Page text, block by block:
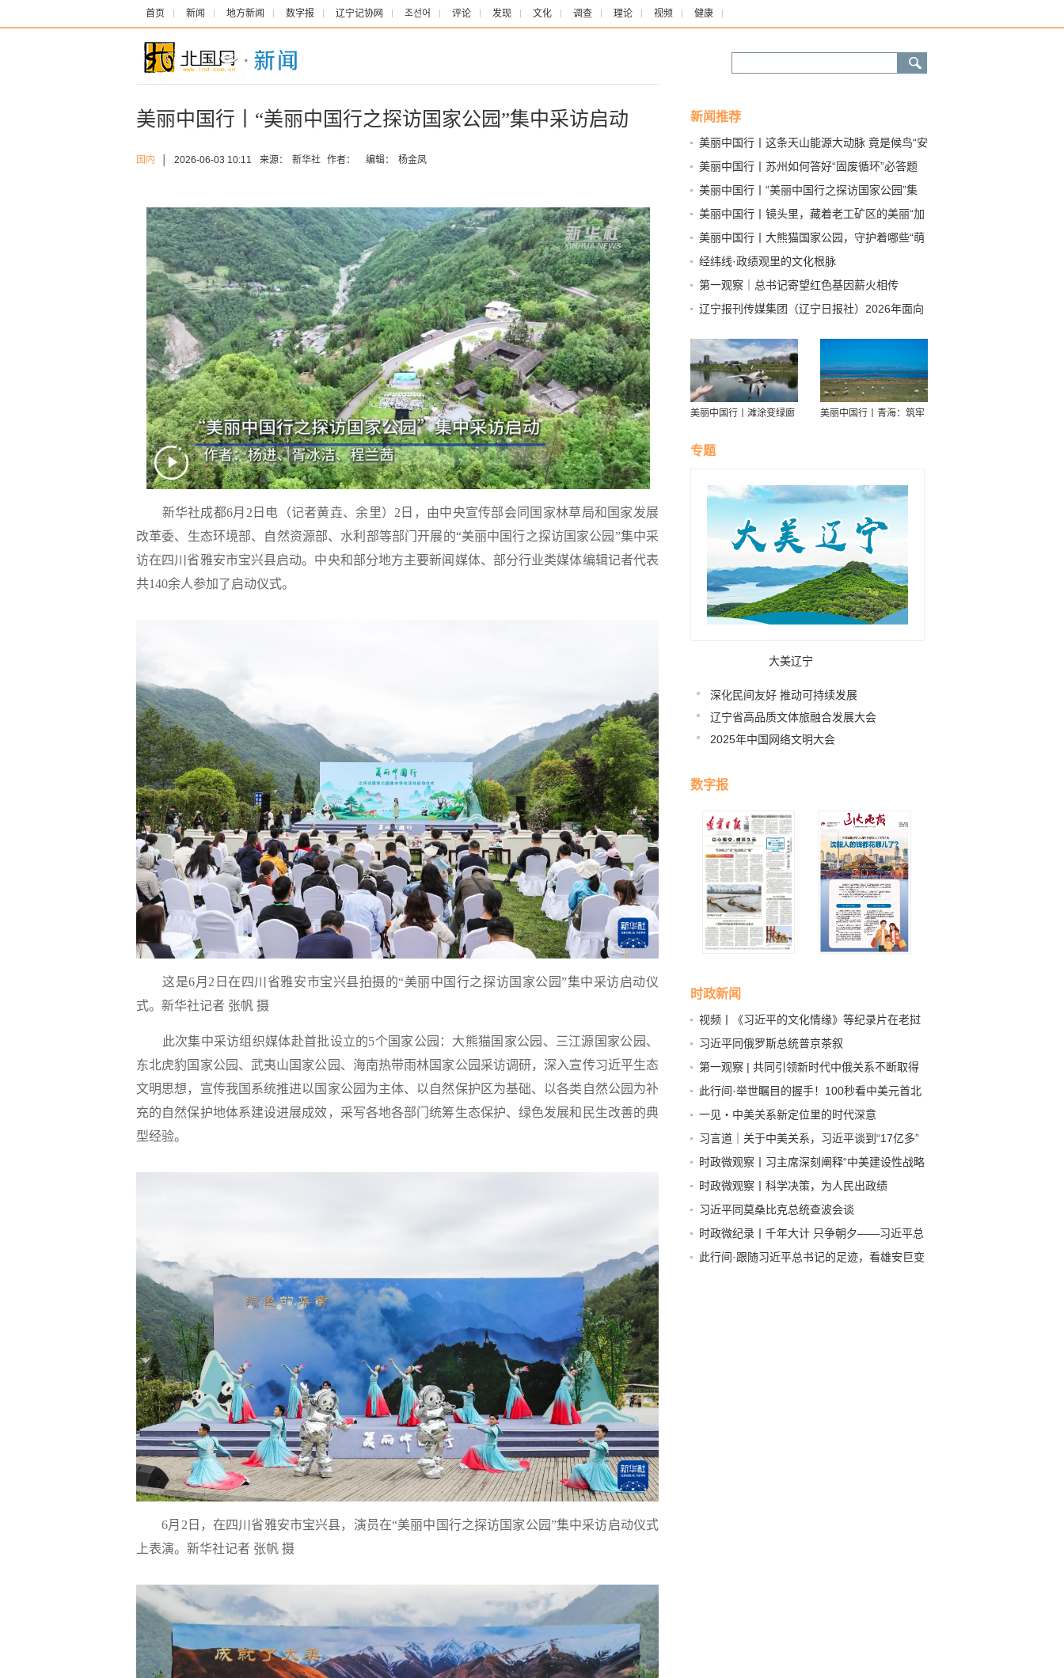
首页 新闻 地方新闻 数字报 辽宁记协网 조선어 评论 发现 文化 调查 理论 视频 健康
美丽中国行丨“美丽中国行之探访国家公园”集中采访启动
国内 2026-06-03 10:11 来源： 新华社 作者： 编辑： 杨金凤
新华社成都6月2日电（记者黄垚、余里）2日，由中央宣传部会同国家林草局和国家发展
改革委、生态环境部、自然资源部、水利部等部门开展的“美丽中国行之探访国家公园”集中采
访在四川省雅安市宝兴县启动。中央和部分地方主要新闻媒体、部分行业类媒体编辑记者代表
共140余人参加了启动仪式。
这是6月2日在四川省雅安市宝兴县拍摄的“美丽中国行之探访国家公园”集中采访启动仪
式。新华社记者 张帆 摄
此次集中采访组织媒体赴首批设立的5个国家公园：大熊猫国家公园、三江源国家公园、
东北虎豹国家公园、武夷山国家公园、海南热带雨林国家公园采访调研，深入宣传习近平生态
文明思想，宣传我国系统推进以国家公园为主体、以自然保护区为基础、以各类自然公园为补
充的自然保护地体系建设进展成效，采写各地各部门统筹生态保护、绿色发展和民生改善的典
型经验。
6月2日，在四川省雅安市宝兴县，演员在“美丽中国行之探访国家公园”集中采访启动仪式
上表演。新华社记者 张帆 摄
新闻推荐
美丽中国行丨这条天山能源大动脉 竟是候鸟“安
全通道”
美丽中国行丨苏州如何答好“固废循环”必答题
美丽中国行丨“美丽中国行之探访国家公园”集
中采访启动
美丽中国行丨镜头里，藏着老工矿区的美丽“加
减法”
美丽中国行丨大熊猫国家公园，守护着哪些“萌
物”？
经纬线·政绩观里的文化根脉
第一观察｜总书记寄望红色基因薪火相传
辽宁报刊传媒集团（辽宁日报社）2026年面向
美丽中国行丨滩涂变绿廊
生态走廊
美丽中国行丨青海：筑牢
专题
大美辽宁
深化民间友好 推动可持续发展
辽宁省高品质文体旅融合发展大会
2025年中国网络文明大会
数字报
时政新闻
视频丨《习近平的文化情缘》等纪录片在老挝
启播
习近平同俄罗斯总统普京茶叙
第一观察 | 共同引领新时代中俄关系不断取得
新成果
此行间·举世瞩目的握手！100秒看中美元首北
京会晤
一见・中美关系新定位里的时代深意
习言道｜关于中美关系，习近平谈到“17亿多”
和“80多亿”
时政微观察丨习主席深刻阐释“中美建设性战略
稳定关系”的核心要义
时政微观察丨科学决策，为人民出政绩
习近平同莫桑比克总统查波会谈
时政微纪录丨千年大计 只争朝夕——习近平总
书记赴河北雄安新区考察纪实
此行间·跟随习近平总书记的足迹，看雄安巨变